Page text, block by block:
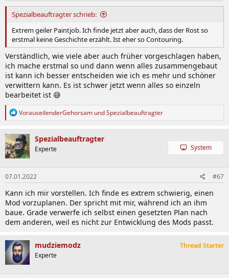
Spezialbeauftragter schrieb:
Extrem geiler Paintjob. Ich finde jetzt aber auch, dass der Rost so
erstmal keine Geschichte erzählt. Ist eher so Contouring.
Verständlich, wie viele aber auch früher vorgeschlagen haben,
ich mache erstmal so und dann wenn alles zusammengebaut
ist kann ich besser entscheiden wie ich es mehr und schöner
verwittern kann. Es ist schwer jetzt wenn alles so einzeln
bearbeitet ist 😅
R
k
t
i
o
n
e
n
:
VorauseilenderGehorsam undSpezialbeauftragter
Spezialbeauftragter
Experte System
07.01.2022 #67
Kann ich mir vorstellen. Ich finde es extrem schwierig, einen
Mod vorzuplanen. Der spricht mit mir, während ich an ihm
baue. Grade verwerfe ich selbst einen gesetzten Plan nach
dem anderen, weil es nicht zur Entwicklung des Mods passt.
mudziemodz
Experte
Thread Starter